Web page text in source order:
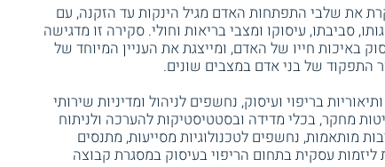
את שלבי התפתחות האדם מגיל הינקות עד הזקנה, עם
סביבתו, עיסוקו ומצבי בריאות וחולי. סקירה זו מדגישה
באיכות חייו של האדם, ומייצגת את העניין המיוחד של
התפקוד של בני אדם במצבים שונים.
בריפוי ועיסוק, נחשפים לניהול ומדיניות שירותי
מחקר, בכלי מדידה ובסטטיסטיקות להערכה ולניתוח
מותאמות, נחשפים לטכנולוגיות מסייעות, מתנסים
עסקית בתחום הריפוי בעיסוק במסגרת קבוצה